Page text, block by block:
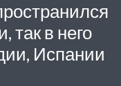
так в него
Испании